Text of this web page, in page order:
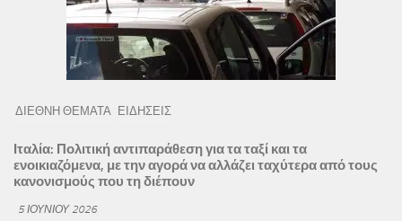
ΔΙΕΘΝΗ ΘΕΜΑΤΑ ΕΙΔΗΣΕΙΣ
Ιταλία: Πολιτική αντιπαράθεση για τα ταξί και τα
ενοικιαζόμενα, με την αγορά να αλλάζει ταχύτερα από τους
κανονισμούς που τη διέπουν
5 ΙΟΥΝΊΟΥ 2026